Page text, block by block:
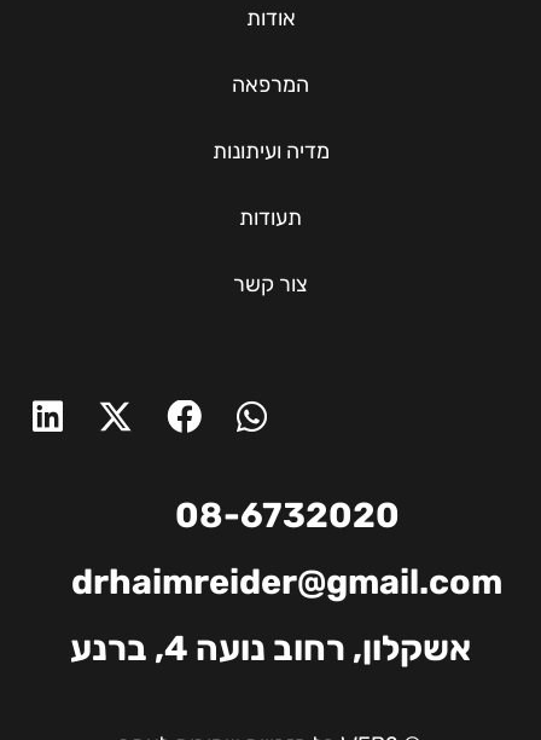
אודות
המרפאה
מדיה ועיתונות
תעודות
צור קשר
08-6732020
drhaimreider@gmail.com
אשקלון, רחוב נועה 4, ברנע